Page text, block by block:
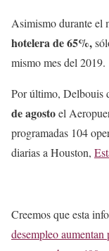
Asimismo durante el
hotelera de 65%,
mismo mes del 2019.
Por último, Delbouis
de agostoel
programadas 104
diarias a Houston,
Creemos que esta
desempleo